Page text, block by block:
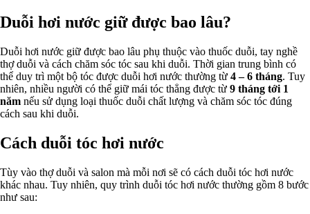
Duỗi hơi nước giữ được bao lâu?
Duỗi hơi nước giữ được bao lâu phụ thuộc vào thuốc duỗi, tay nghề
thợ duỗi và cách chăm sóc tóc sau khi duỗi. Thời gian trung bình có
thể duy trì một bộ tóc được duỗi hơi nước thường từ 4 – 6 tháng. Tuy
nhiên, nhiều người có thể giữ mái tóc thẳng được từ 9 tháng tới 1
năm nếu sử dụng loại thuốc duỗi chất lượng và chăm sóc tóc đúng
cách sau khi duỗi.
Cách duỗi tóc hơi nước
Tùy vào thợ duỗi và salon mà mỗi nơi sẽ có cách duỗi tóc hơi nước
khác nhau. Tuy nhiên, quy trình duỗi tóc hơi nước thường gồm 8 bước
như sau: